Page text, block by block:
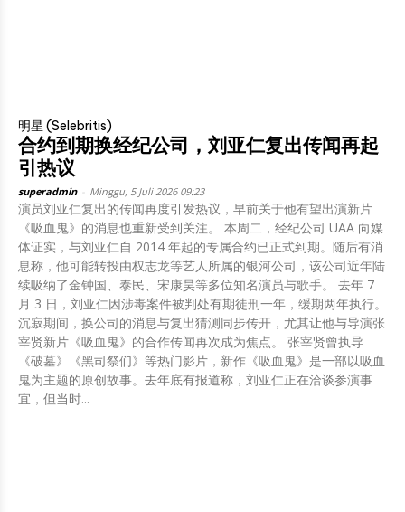
明星 (Selebritis)
合约到期换经纪公司，刘亚仁复出传闻再起
引热议
superadmin Minggu, 5 Juli 2026 09:23
演员刘亚仁复出的传闻再度引发热议，早前关于他有望出演新片
《吸血鬼》的消息也重新受到关注。 本周二，经纪公司 UAA 向媒
体证实，与刘亚仁自 2014 年起的专属合约已正式到期。随后有消
息称，他可能转投由权志龙等艺人所属的银河公司，该公司近年陆
续吸纳了金钟国、泰民、宋康昊等多位知名演员与歌手。 去年 7
月 3 日，刘亚仁因涉毒案件被判处有期徒刑一年，缓期两年执行。
沉寂期间，换公司的消息与复出猜测同步传开，尤其让他与导演张
宰贤新片《吸血鬼》的合作传闻再次成为焦点。 张宰贤曾执导
《破墓》《黑司祭们》等热门影片，新作《吸血鬼》是一部以吸血
鬼为主题的原创故事。去年底有报道称，刘亚仁正在洽谈参演事
宜，但当时...